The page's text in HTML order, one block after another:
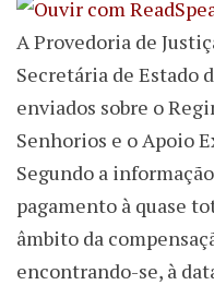
A Provedoria de
Secretária de Estado
enviados sobre o
Senhorios e o Apoio
Segundo a
pagamento à quase
âmbito da
encontrando-se, à